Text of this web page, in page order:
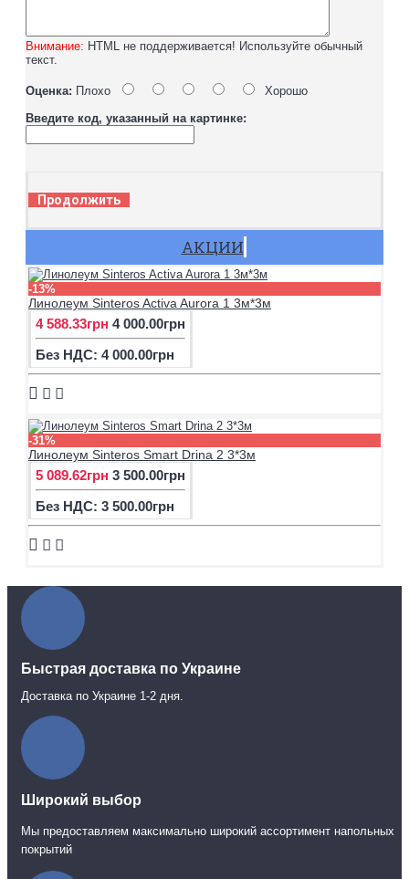
Внимание: HTML не поддерживается! Используйте обычный
текст.
Оценка: Плохо
Хорошо
Введите код, указанный на картинке:
Продолжить
АКЦИИ
-13%
Линолеум Sinteros Activa Aurora 1 3м*3м
4 588.33грн 4 000.00грн
Без НДС: 4 000.00грн
-31%
Линолеум Sinteros Smart Drina 2 3*3м
5 089.62грн 3 500.00грн
Без НДС: 3 500.00грн
Быстрая доставка по Украине
Доставка по Украине 1-2 дня.
Широкий выбор
Мы предоставляем максимально широкий ассортимент напольных
покрытий